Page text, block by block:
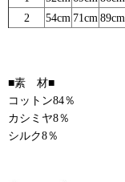
2
54cm 71cm 89cm
■素 材■
コットン84％
カシミヤ8％
シルク8％